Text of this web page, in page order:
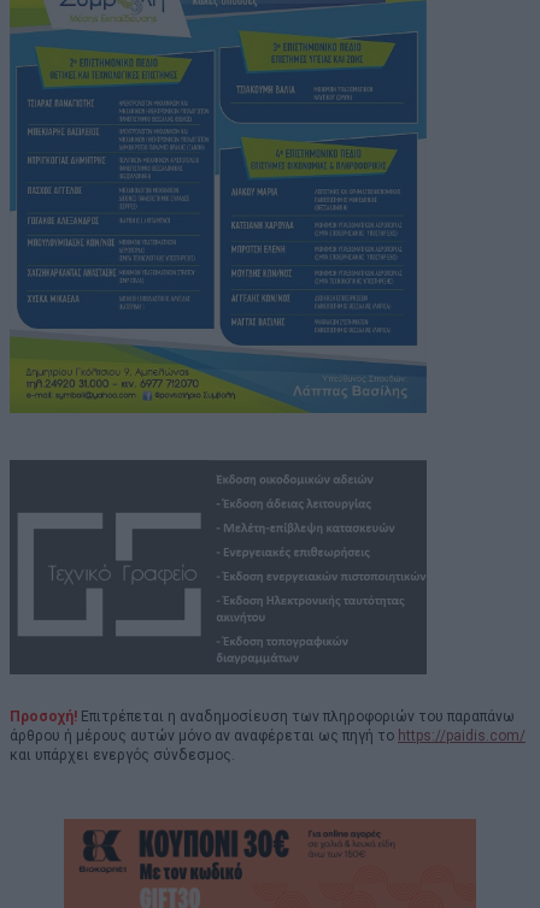
Προσοχή! Επιτρέπεται η αναδημοσίευση των πληροφοριών του παραπάνω
άρθρου ή μέρους αυτών μόνο αν αναφέρεται ως πηγή το https://paidis.com/
και υπάρχει ενεργός σύνδεσμος.